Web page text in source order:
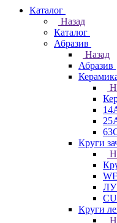
Каталог
Назад
Каталог
Абразив
Назад
Абразив
Круги
Круги